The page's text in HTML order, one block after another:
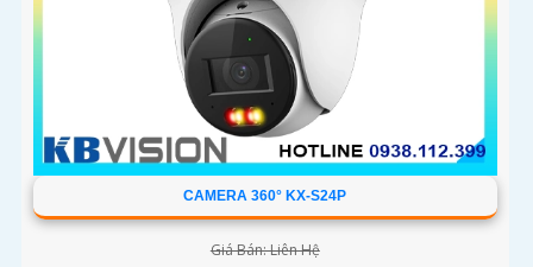
CAMERA 360° KX-S24P
Giá Bán: Liên Hệ